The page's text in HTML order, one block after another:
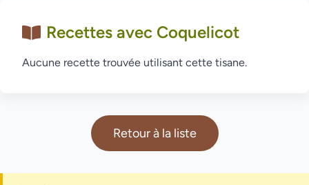
Recettes avec Coquelicot
Aucune recette trouvée utilisant cette tisane.
Retour à la liste